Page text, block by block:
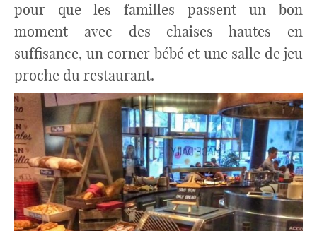
pour que les familles passent un bon
moment avec des chaises hautes en
suffisance, un corner bébé et une salle de jeu
proche du restaurant.